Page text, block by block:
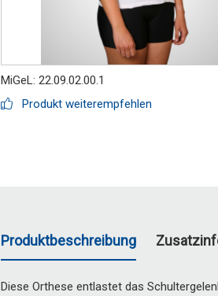
MiGeL: 22.09.02.00.1
Produkt weiterempfehlen
Produktbeschreibung
Diese Orthese entlastet das